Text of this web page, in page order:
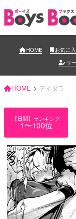
HOME お気に
サ
HOME > デイダラ
【日間】ランキング
1〜100位